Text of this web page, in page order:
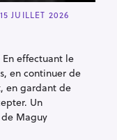
15 JUILLET 2026
effectuant le
en continuer de
en gardant de
Un
Maguy